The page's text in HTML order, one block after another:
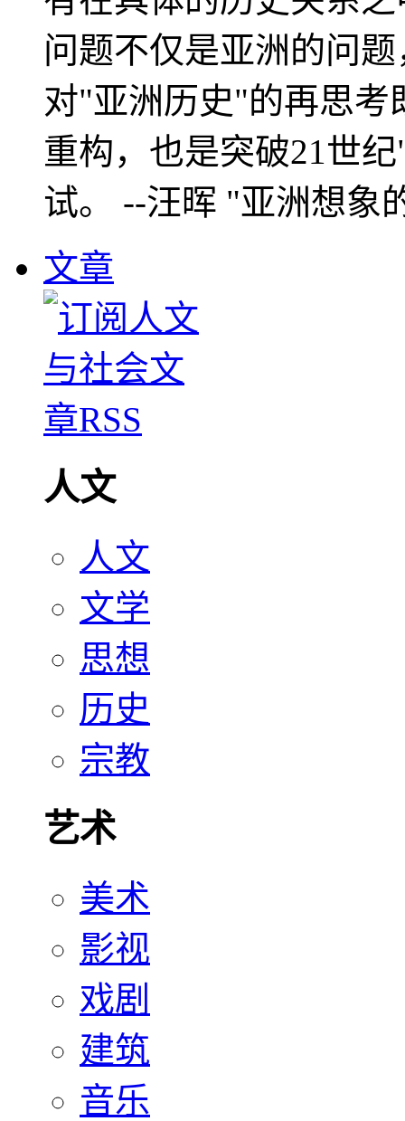
问题不仅是亚洲的问
对"亚洲历史"的再思考
重构，也是突破21世
试。 --汪晖 "亚洲想象
文章
人文
人文
文学
思想
历史
宗教
艺术
美术
影视
戏剧
建筑
音乐